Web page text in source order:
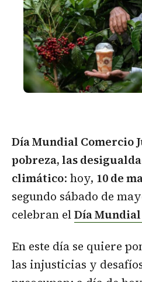
Día Mundial Comercio
pobreza, las
climático: hoy, 10 de
segundo sábado de
celebran elDía
En este día se quiere
las injusticias y